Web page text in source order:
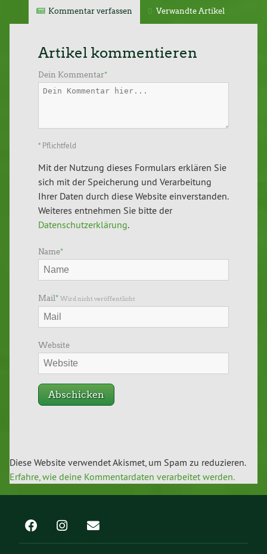
Kommentar verfassen Verwandte Artikel
Artikel kommentieren
Dein Kommentar*
* Pflichtfeld
Mit der Nutzung dieses Formulars erklären Sie
sich mit der Speicherung und Verarbeitung
Ihrer Daten durch diese Website einverstanden.
Weiteres entnehmen Sie bitte der
Datenschutzerklärung.
Name*
Mail* Wird nicht veröffentlicht
Website
Diese Website verwendet Akismet, um Spam zu reduzieren.
Erfahre, wie deine Kommentardaten verarbeitet werden.